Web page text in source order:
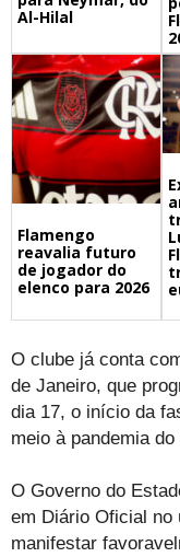
Al-Hilal
Flamengo
reavalia futuro
de jogador do
elenco para 2026
O clube já conta
de Janeiro, que
dia 17, o início da
meio à pandemia
O Governo do
em Diário Oficial no
manifestar